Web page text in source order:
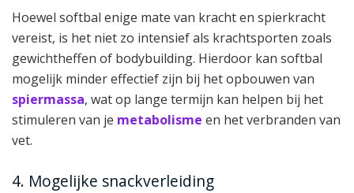
Hoewel softbal enige mate van kracht en spierkracht
vereist, is het niet zo intensief als krachtsporten zoals
gewichtheffen of bodybuilding. Hierdoor kan softbal
mogelijk minder effectief zijn bij het opbouwen van
spiermassa, wat op lange termijn kan helpen bij het
stimuleren van je metabolisme en het verbranden van
vet.
4. Mogelijke snackverleiding